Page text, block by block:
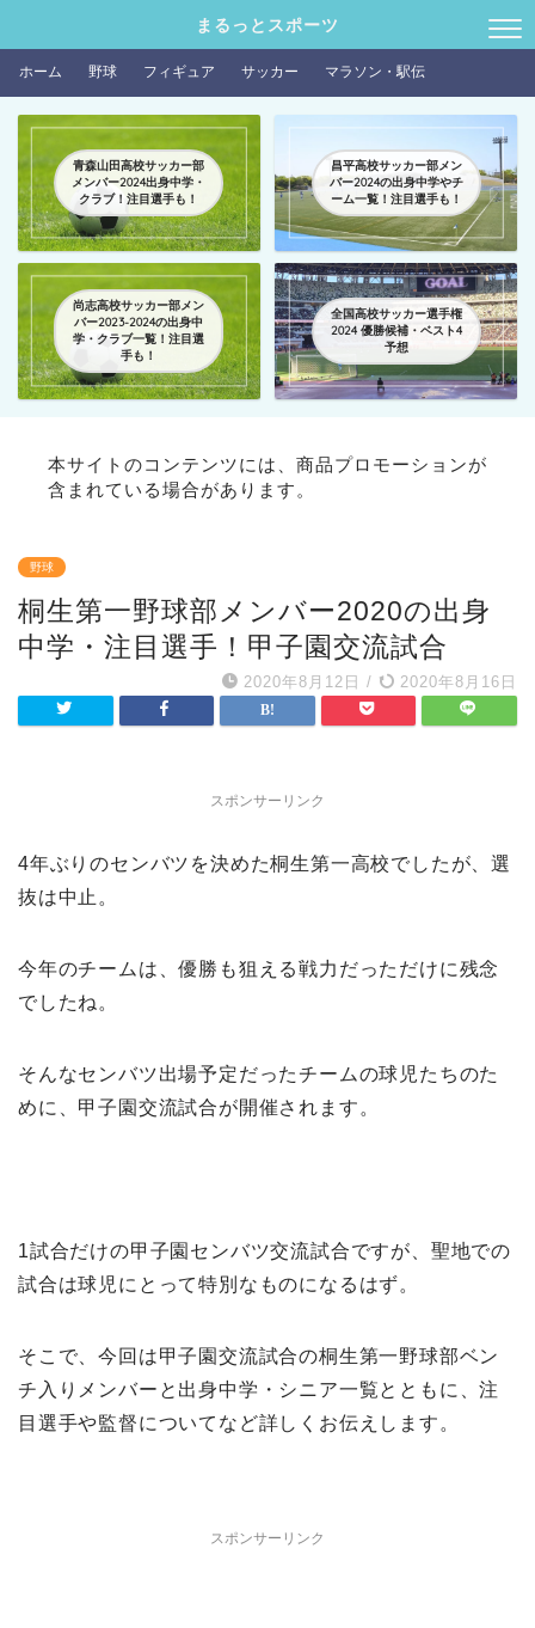
まるっとスポーツ
ホーム 野球 フィギュア サッカー マラソン・駅伝
青森山田高校サッカー部
メンバー2024出身中学・
クラブ！注目選手も！
昌平高校サッカー部メン
バー2024の出身中学やチ
ーム一覧！注目選手も！
尚志高校サッカー部メン
バー2023-2024の出身中
学・クラブ一覧！注目選
手も！
全国高校サッカー選手権
2024 優勝候補・ベスト4
予想
本サイトのコンテンツには、商品プロモーションが
含まれている場合があります。
野球
桐生第一野球部メンバー2020の出身
中学・注目選手！甲子園交流試合
2020年8月12日 / 2020年8月16日
スポンサーリンク
4年ぶりのセンバツを決めた桐生第一高校でしたが、選
抜は中止。
今年のチームは、優勝も狙える戦力だっただけに残念
でしたね。
そんなセンバツ出場予定だったチームの球児たちのた
めに、甲子園交流試合が開催されます。
1試合だけの甲子園センバツ交流試合ですが、聖地での
試合は球児にとって特別なものになるはず。
そこで、今回は甲子園交流試合の桐生第一野球部ベン
チ入りメンバーと出身中学・シニア一覧とともに、注
目選手や監督についてなど詳しくお伝えします。
スポンサーリンク